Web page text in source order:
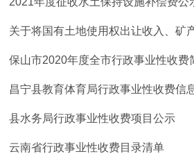
关于将国有土地使用权出让收入、矿
保山市2020年度全市行政事业性收费
昌宁县教育体育局行政事业性收费信
县水务局行政事业性收费项目公示
云南省行政事业性收费目录清单